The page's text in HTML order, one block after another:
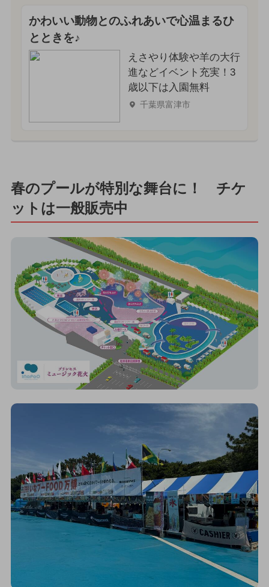
かわいい動物とのふれあいで心温まるひ
とときを♪
えさやり体験や羊の大行
進などイベント充実！3
歳以下は入園無料
千葉県富津市
春のプールが特別な舞台に！ チケ
ットは一般販売中